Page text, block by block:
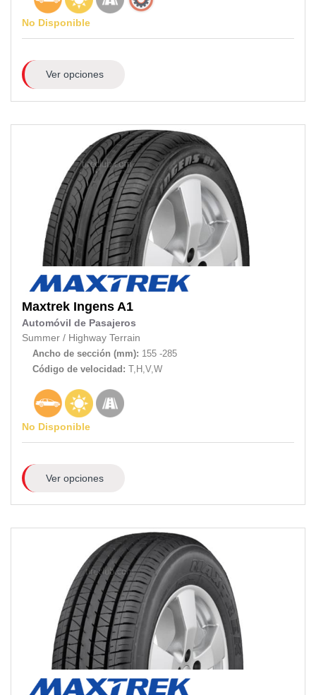
No Disponible
Ver opciones
Maxtrek Ingens A1
Automóvil de Pasajeros
Summer / Highway Terrain
Ancho de sección (mm): 155 -285
Código de velocidad: T,H,V,W
No Disponible
Ver opciones